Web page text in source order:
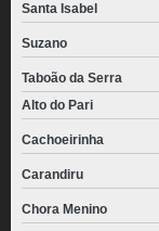
Santa Isabel
Suzano
Taboão da Serra
Alto do Pari
Cachoeirinha
Carandiru
Chora Menino